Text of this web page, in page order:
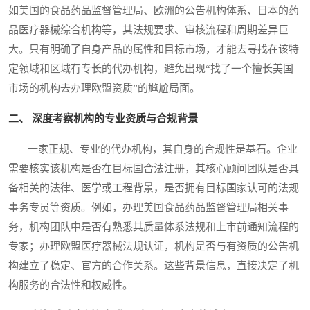
如美国的食品药品监督管理局、欧洲的公告机构体系、日本的药
品医疗器械综合机构等，其法规要求、审核流程和周期差异巨
大。只有明确了自身产品的属性和目标市场，才能去寻找在该特
定领域和区域有专长的代办机构，避免出现“找了一个擅长美国
市场的机构去办理欧盟资质”的尴尬局面。
二、 深度考察机构的专业资质与合规背景
一家正规、专业的代办机构，其自身的合规性是基石。企业
需要核实该机构是否在目标国合法注册，其核心顾问团队是否具
备相关的法律、医学或工程背景，是否拥有目标国家认可的法规
事务专员等资质。例如，办理美国食品药品监督管理局相关事
务，机构团队中是否有熟悉其质量体系法规和上市前通知流程的
专家；办理欧盟医疗器械法规认证，机构是否与有资质的公告机
构建立了稳定、官方的合作关系。这些背景信息，直接决定了机
构服务的合法性和权威性。